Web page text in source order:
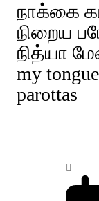
நாக்கை
நிறைய
நித்யா
my
parottas